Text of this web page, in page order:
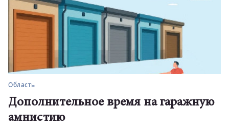
Область
Дополнительное время на гаражную
амнистию